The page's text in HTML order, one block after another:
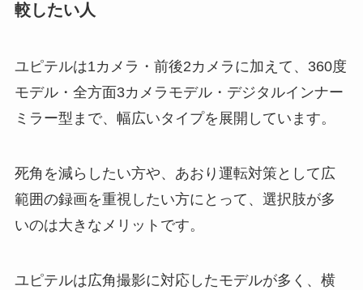
較したい人
ユピテルは1カメラ・前後2カメラに加えて、360度
モデル・全方面3カメラモデル・デジタルインナー
ミラー型まで、幅広いタイプを展開しています。
死角を減らしたい方や、あおり運転対策として広
範囲の録画を重視したい方にとって、選択肢が多
いのは大きなメリットです。
ユピテルは広角撮影に対応したモデルが多く、横